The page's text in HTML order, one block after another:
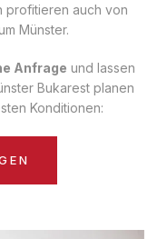
profitieren auch von
Münster.
Anfrage und lassen
Bukarest planen
Konditionen: